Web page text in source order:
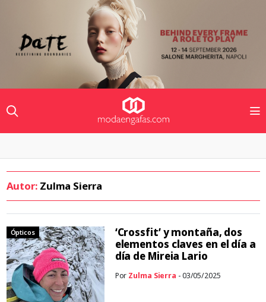
Autor: Zulma Sierra
Ópticos
‘Crossfit’ y montaña, dos
elementos claves en el día a
día de Mireia Lario
Por Zulma Sierra - 03/05/2025